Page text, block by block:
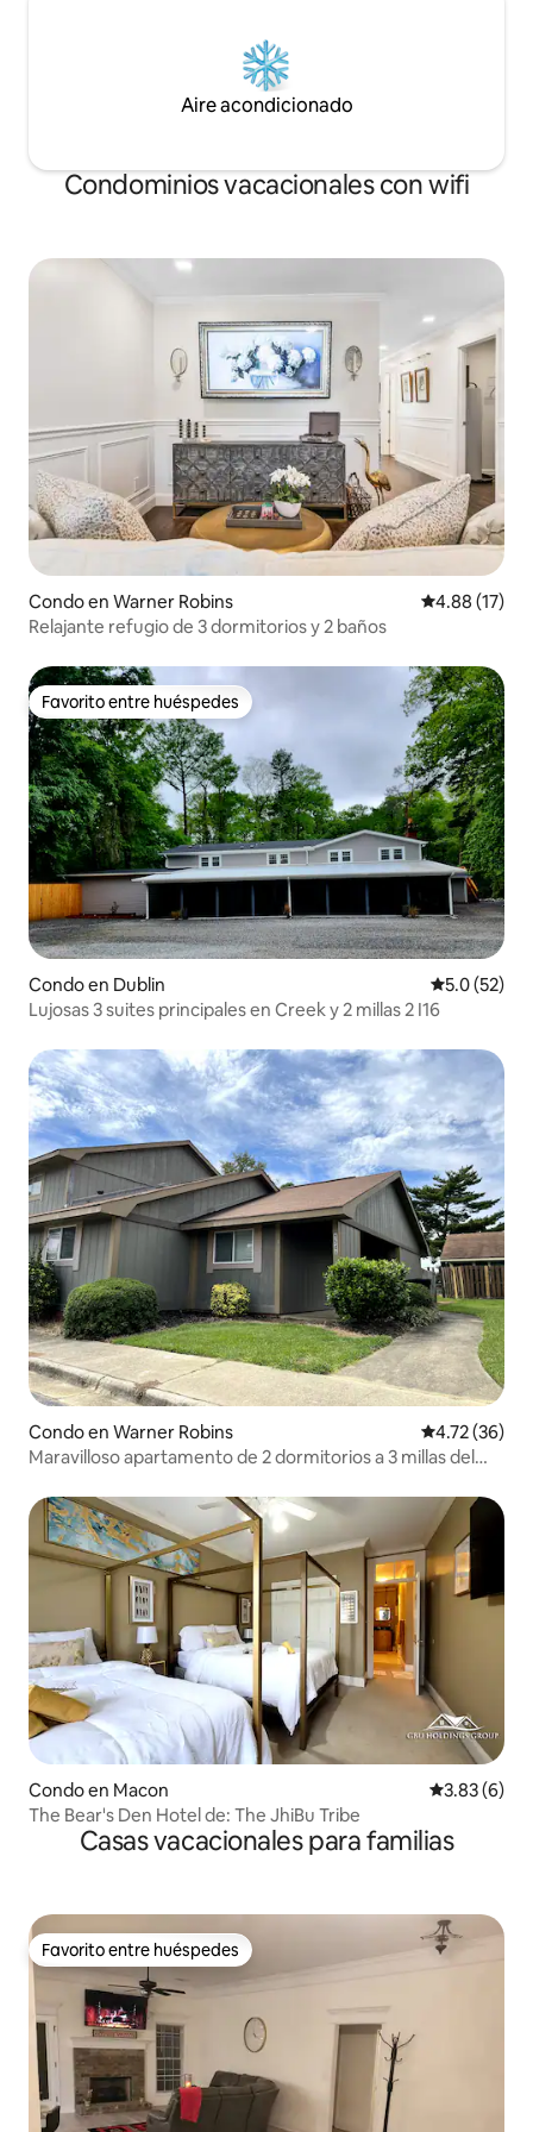
Aire acondicionado
Condominios vacacionales con wifi
Condo en Warner Robins Calificación
4.88 (17)
Relajante refugio de 3 dormitorios y 2 baños
Favorito entre huéspedes
Favorito entre huéspedes
Condo en Dublin Calificación
5.0 (52)
Lujosas 3 suites principales en Creek y 2 millas 2 I16
Condo en Warner Robins Calificación
4.72 (36)
Maravilloso apartamento de 2 dormitorios a 3 millas del
Condo en Macon Calificación
3.83 (6)
The Bear's Den Hotel de: The JhiBu Tribe
Casas vacacionales para familias
Favorito entre huéspedes
Favorito entre huéspedes